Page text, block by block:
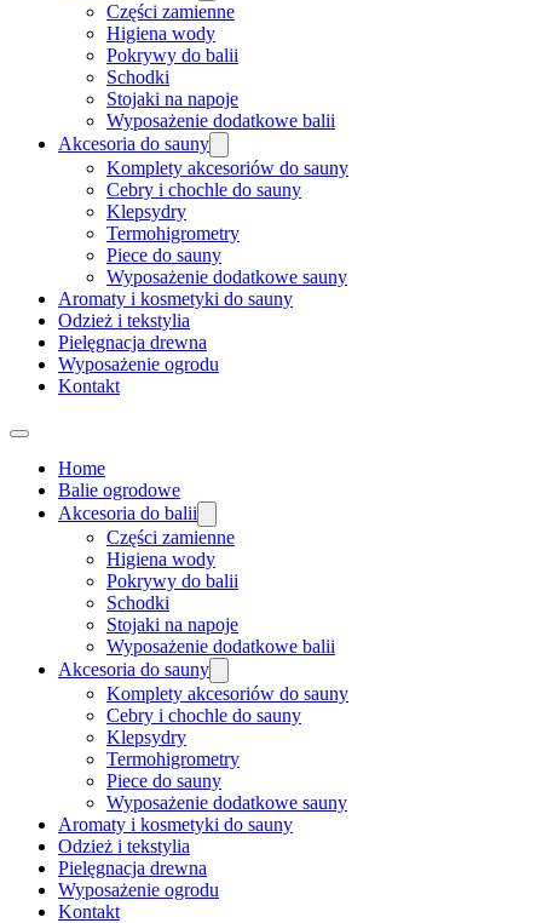
Części zamienne
Higiena wody
Pokrywy do balii
Schodki
Stojaki na napoje
Wyposażenie dodatkowe balii
Akcesoria do sauny
Komplety akcesoriów do sauny
Cebry i chochle do sauny
Klepsydry
Termohigrometry
Piece do sauny
Wyposażenie dodatkowe sauny
Aromaty i kosmetyki do sauny
Odzież i tekstylia
Pielęgnacja drewna
Wyposażenie ogrodu
Kontakt
Home
Balie ogrodowe
Akcesoria do balii
Części zamienne
Higiena wody
Pokrywy do balii
Schodki
Stojaki na napoje
Wyposażenie dodatkowe balii
Akcesoria do sauny
Komplety akcesoriów do sauny
Cebry i chochle do sauny
Klepsydry
Termohigrometry
Piece do sauny
Wyposażenie dodatkowe sauny
Aromaty i kosmetyki do sauny
Odzież i tekstylia
Pielęgnacja drewna
Wyposażenie ogrodu
Kontakt